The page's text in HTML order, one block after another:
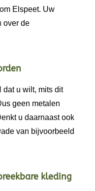
Elspeet. Uw
over de
dat u wilt, mits dit
geen metalen
u daarnaast ook
van bijvoorbeeld
kleding